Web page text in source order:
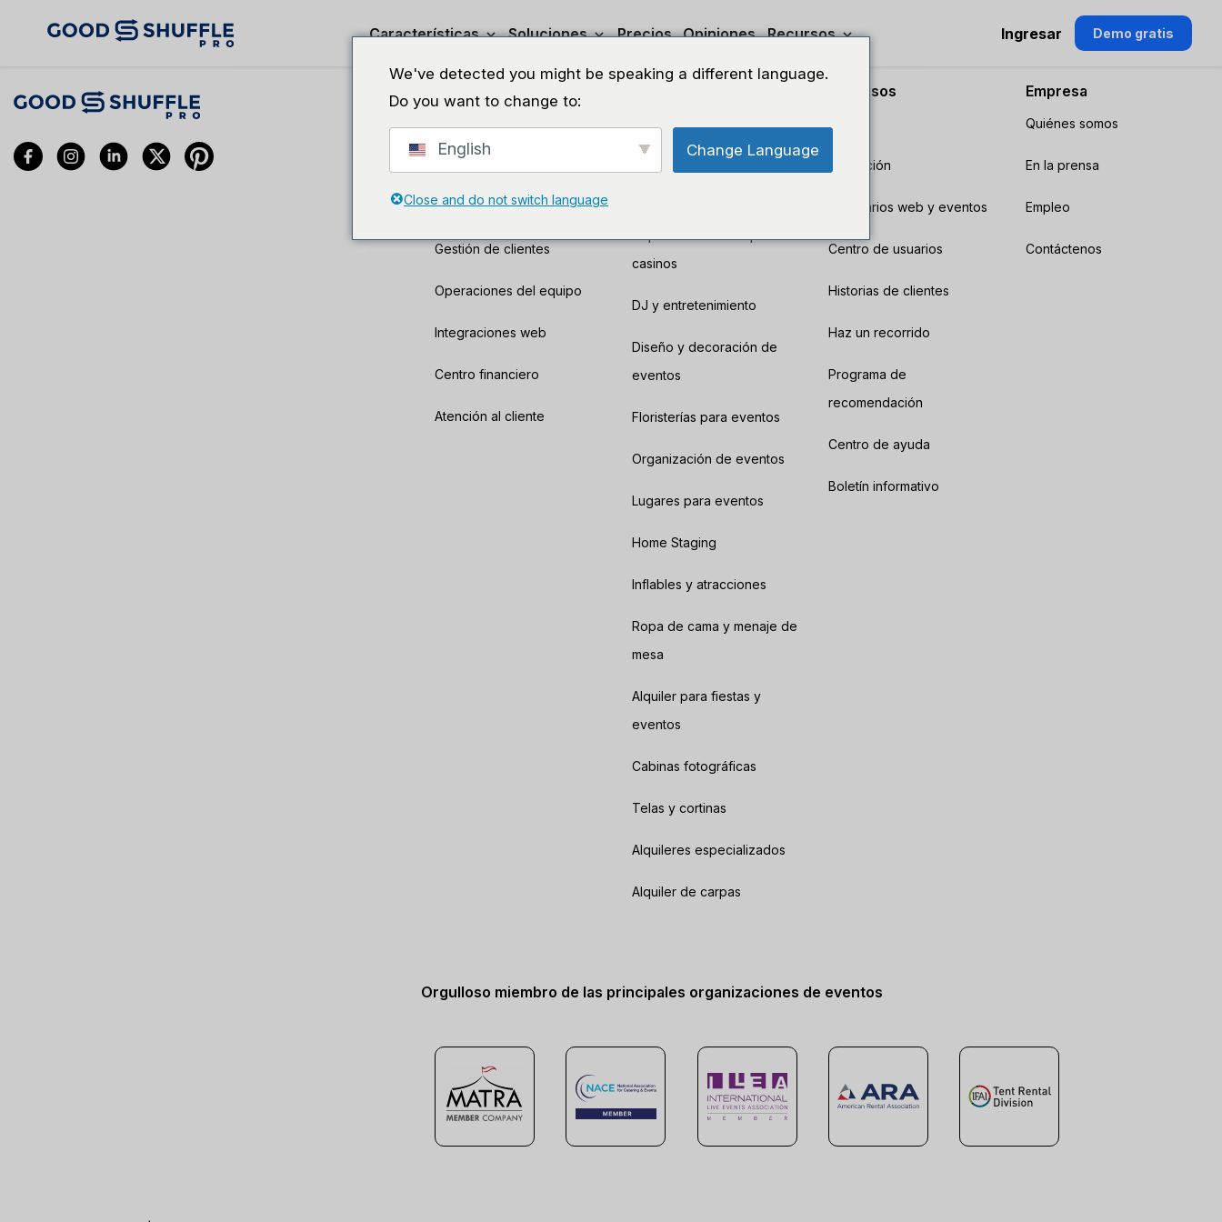
Características Soluciones Precios Opiniones Recursos Ingresar Demo gratis
Características
Firmar y pagar propuestas
Gestión de clientes
Operaciones del equipo
Integraciones web
Centro financiero
Atención al cliente
iluminación para eventos
casinos
DJ y entretenimiento
Diseño y decoración de
eventos
Floristerías para eventos
Organización de eventos
Lugares para eventos
Home Staging
Inflables y atracciones
Ropa de cama y menaje de
mesa
Alquiler para fiestas y
eventos
Cabinas fotográficas
Telas y cortinas
Alquileres especializados
Alquiler de carpas
Recursos
Educación
Seminarios web y eventos
Centro de usuarios
Historias de clientes
Haz un recorrido
Programa de
recomendación
Centro de ayuda
Boletín informativo
Empresa
Quiénes somos
En la prensa
Empleo
Contáctenos
Orgulloso miembro de las principales organizaciones de eventos
We've detected you might be speaking a different language.
Do you want to change to:
English Change Language
Close and do not switch language